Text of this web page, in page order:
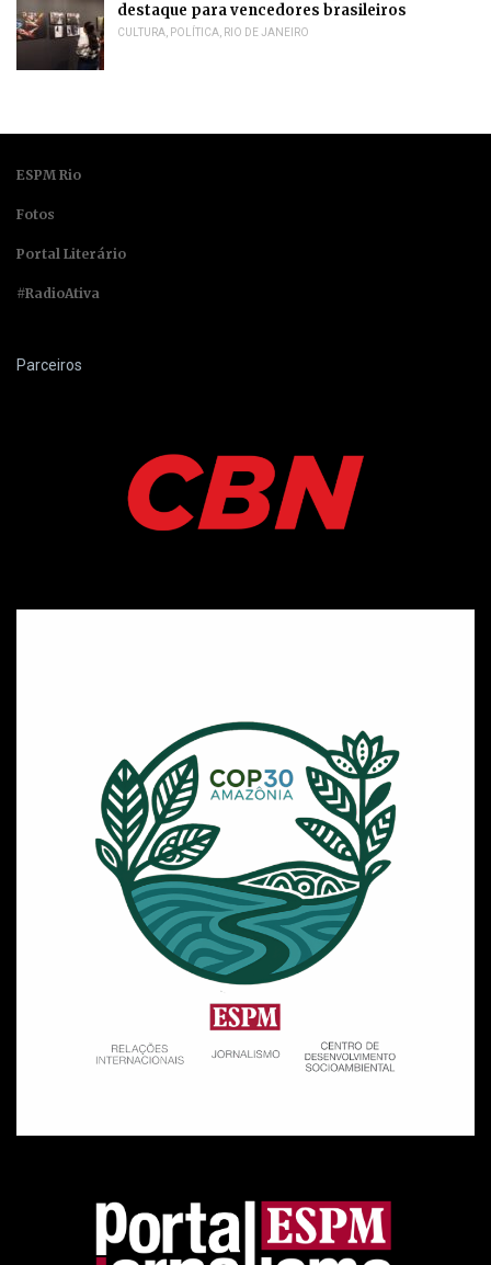
destaque para vencedores brasileiros
CULTURA, POLÍTICA, RIO DE JANEIRO
ESPM Rio
Fotos
Portal Literário
#RadioAtiva
Parceiros